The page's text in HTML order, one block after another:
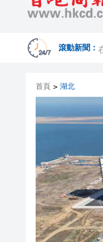
滾動新聞：
首頁 > 湖北